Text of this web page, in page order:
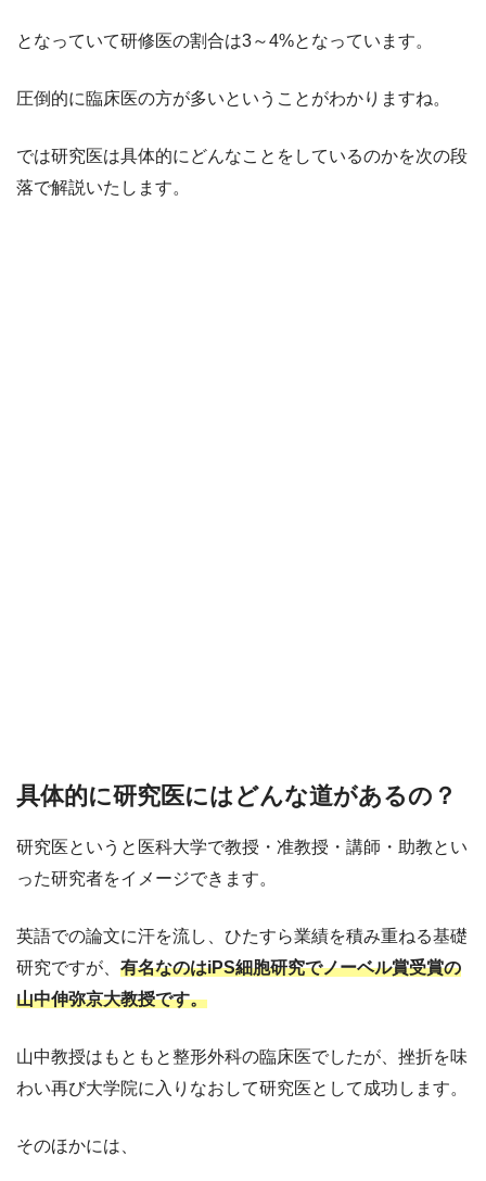
となっていて研修医の割合は3～4%となっています。
圧倒的に臨床医の方が多いということがわかりますね。
では研究医は具体的にどんなことをしているのかを次の段
落で解説いたします。
具体的に研究医にはどんな道があるの？
研究医というと医科大学で教授・准教授・講師・助教とい
った研究者をイメージできます。
英語での論文に汗を流し、ひたすら業績を積み重ねる基礎
研究ですが、 有名なのはiPS細胞研究でノーベル賞受賞の
山中伸弥京大教授です。
山中教授はもともと整形外科の臨床医でしたが、挫折を味
わい再び大学院に入りなおして研究医として成功します。
そのほかには、